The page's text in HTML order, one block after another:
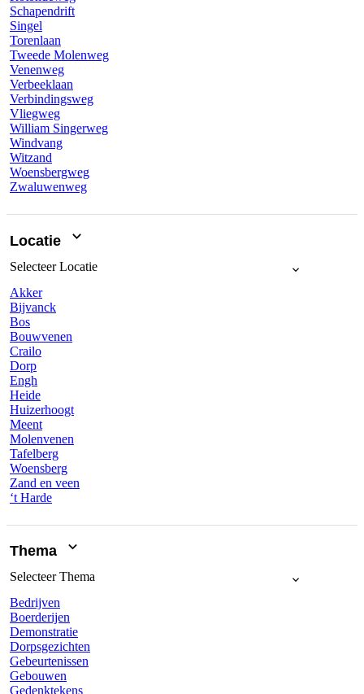
Schapendrift
Singel
Torenlaan
Tweede Molenweg
Venenweg
Verbeeklaan
Verbindingsweg
Vliegweg
William Singerweg
Windvang
Witzand
Woensbergweg
Zwaluwenweg
Locatie
SelecteerLocatie
Akker
Bijvanck
Bos
Bouwvenen
Crailo
Dorp
Engh
Heide
Huizerhoogt
Meent
Molenvenen
Tafelberg
Woensberg
Zand en veen
‘t Harde
Thema
SelecteerThema
Bedrijven
Boerderijen
Demonstratie
Dorpsgezichten
Gebeurtenissen
Gebouwen
Gedenktekens